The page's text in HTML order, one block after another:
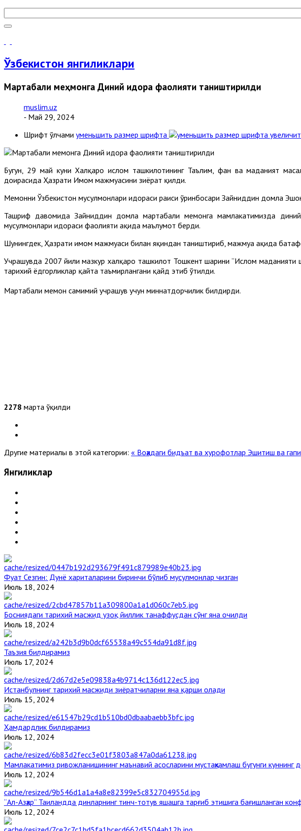
Ўзбекистон янгиликлари
Мартабали меҳмонга Диний идора фаолияти таништирилди
muslim.uz
- Май 29, 2024
Шрифт ўлчами уменьшить размер шрифта
Бугун, 29 май куни Халқаро ислом ташкилотининг Таълим, фан ва маданият
доирасида Ҳазрати Имом мажмуасини зиёрат қилди.
Меҳмонни Ўзбекистон мусулмонлари идораси раиси ўринбосари Зайниддин домла
Ташриф давомида Зайниддин домла мартабали меҳмонга мамлакатимизда диний-
мусулмонлари идораси фаолияти ҳақида маълумот берди.
Шунингдек, Ҳазрати имом мажмуаси билан яқиндан таништириб, мажмуа ҳақида
Учрашувда 2007 йили мазкур халқаро ташкилот Тошкент шаҳрини “Ислом
тарихий ёдгорликлар қайта таъмирлангани қайд этиб ўтилди.
Мартабали меҳмон самимий учрашув учун миннатдорчилик билдирди.
2278 марта ўқилди
Другие материалы в этой категории: « Воҳадаги бидъат ва хурофотлар Эшитиш ва
Янгиликлар
Фуат Сезгин: Дунё хариталарини биринчи бўлиб мусулмонлар чизган
Июль 18, 2024
Босниядаги тарихий масжид узоқ йиллик танаффусдан сўнг яна очилди
Июль 18, 2024
Таъзия билдирамиз
Июль 17, 2024
Истанбулнинг тарихий масжиди зиёратчиларни яна қарши олади
Июль 15, 2024
Ҳамдардлик билдирамиз
Июль 12, 2024
Мамлакатимиз ривожланишининг маънавий асосларини мустаҳкамлаш бугунги
Июль 12, 2024
“Ал-Азҳар” Таиландда динларнинг тинч-тотув яшашга тарғиб этишига бағишланган
Июль 12, 2024